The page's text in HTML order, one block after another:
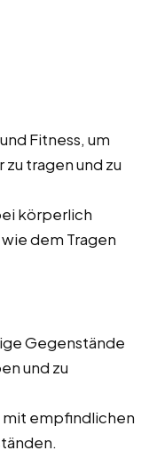
Fitness, um
tragen und zu
körperlich
dem Tragen
Gegenstände
und zu
empfindlichen